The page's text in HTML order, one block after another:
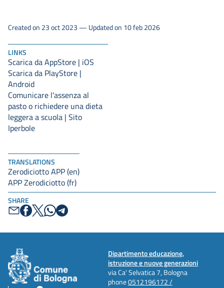
TRANSLATIONS
Zerodiciotto APP (en)
APP Zerodiciotto (fr)
SHARE
LINKS
Scarica da AppStore | iOS
Scarica da PlayStore |
Android
Comunicare l'assenza al
pasto o richiedere una dieta
leggera a scuola | Sito
Iperbole
Created on 23 oct 2023 — Updated on 10 feb 2026
Dipartimento educazione,
istruzione e nuove generazioni
via Ca' Selvatica 7, Bologna
phone0512196172 /